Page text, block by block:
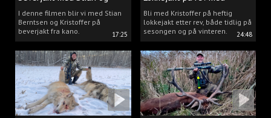
17:25
Kristoffer
I denne filmen blir vi med Stian
Berntsen og Kristoffer på
beverjakt fra kano.
24:48
Kristoffer Clausen
Bli med Kristoffer på heftig
lokkejakt etter rev, både tidlig på
sesongen og på vinteren.